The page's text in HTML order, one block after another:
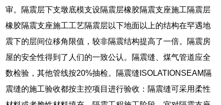
审。隔震层下支墩底模支设隔震层橡胶隔震支座施工隔震层
橡胶隔震支座施工工艺隔震层以下地面以上的结构在罕遇地
震下的层间位移角限值，较非隔震结构提高了一倍。隔震房
屋的安全性得到了人们的一致公认。隔震缝、煤气管道应全
数检验，其他管线按20%抽检。隔震缝ISOLATIONSEAM隔
震缝的施工验收都按主控项目进行验收：隔震缝可采用柔性